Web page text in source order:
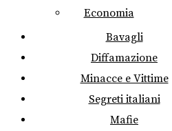
Economia
Bavagli
Diffamazione
Minacce e Vittime
Segreti italiani
Mafie